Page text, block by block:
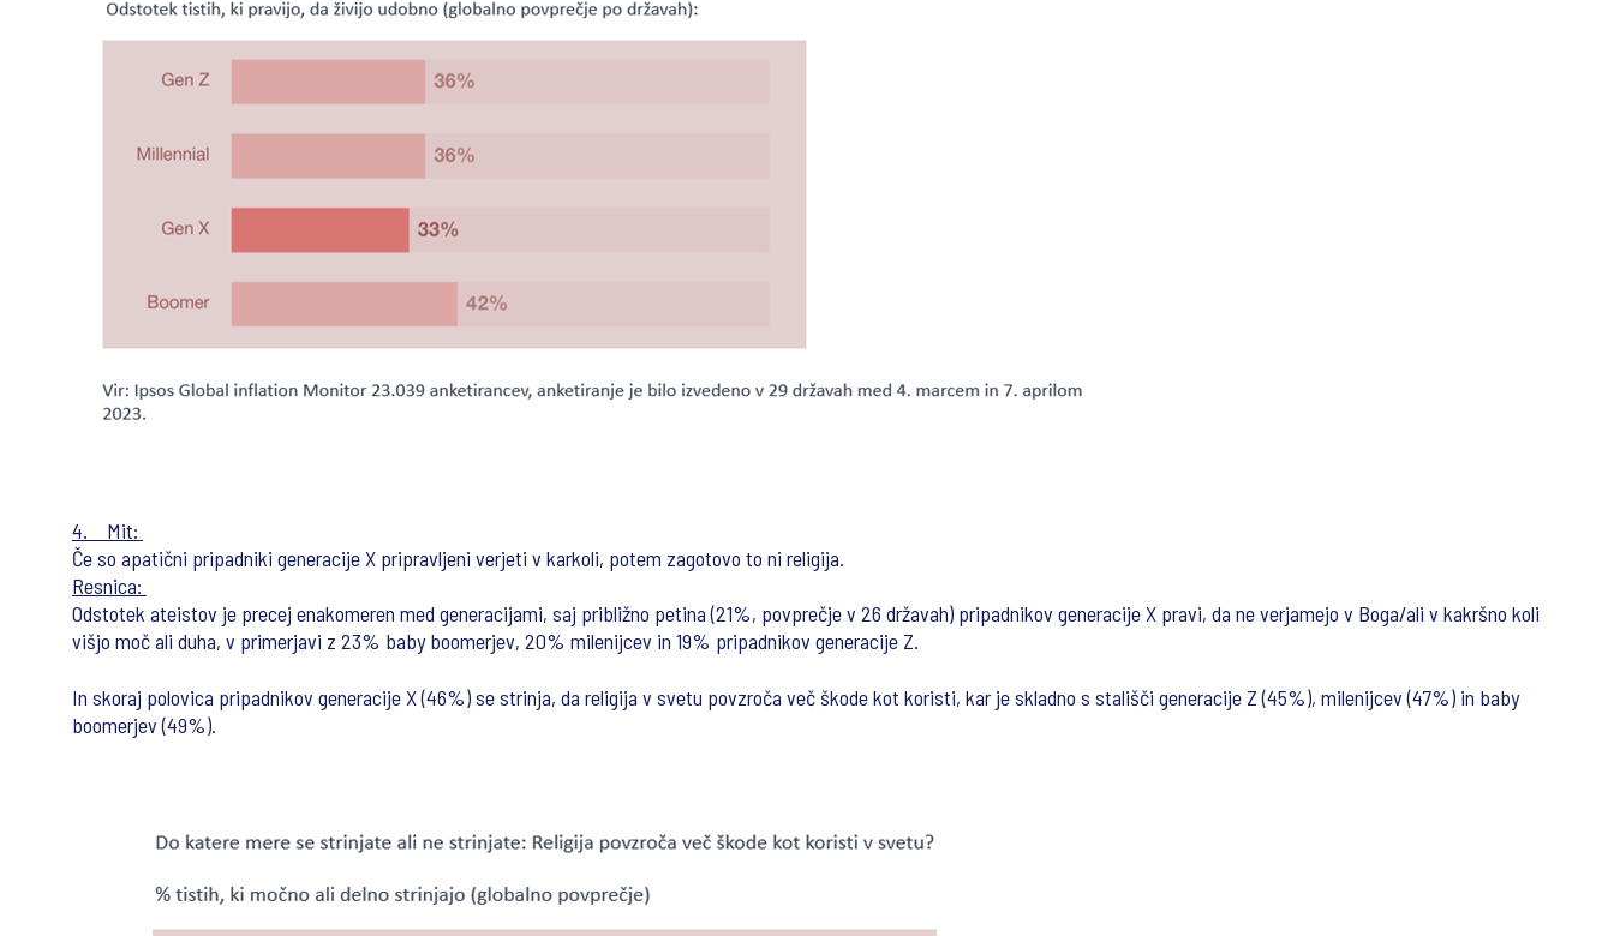
4. Mit:
Če so apatični pripadniki generacije X pripravljeni verjeti v karkoli, potem zagotovo to ni religija.
Resnica:
Odstotek ateistov je precej enakomeren med generacijami, saj približno petina (21%, povprečje v 26 državah) pripadnikov generacije X pravi, da ne verjamejo v Boga/ali v kakršno koli
višjo moč ali duha, v primerjavi z 23% baby boomerjev, 20% milenijcev in 19% pripadnikov generacije Z.
In skoraj polovica pripadnikov generacije X (46%) se strinja, da religija v svetu povzroča več škode kot koristi, kar je skladno s stališči generacije Z (45%), milenijcev (47%) in baby
boomerjev (49%).